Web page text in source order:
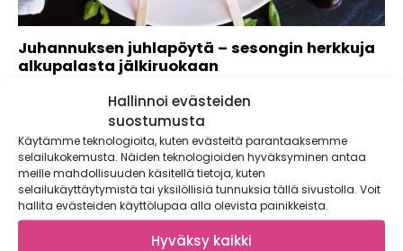
Hallinnoi evästeiden
suostumusta
Käytämme teknologioita, kuten evästeitä parantaaksemme
selailukokemusta. Näiden teknologioiden hyväksyminen antaa
meille mahdollisuuden käsitellä tietoja, kuten
selailukäyttäytymistä tai yksilöllisiä tunnuksia tällä sivustolla. Voit
hallita evästeiden käyttölupaa alla olevista painikkeista.
Hyväksy kaikki
Juhannuksen juhlapöytä – sesongin herkkuja
alkupalasta jälkiruokaan
Juhannus on kesän kohokohta – yöttömän yön juhla, joka
kokoaa ystävät ja perheen yhteisen...